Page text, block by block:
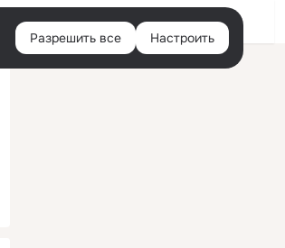
Войти
Разрешить все Настроить